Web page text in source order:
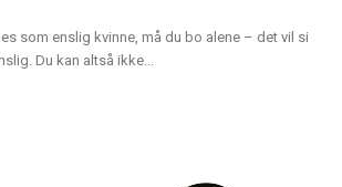
som enslig kvinne, må du bo alene – det vil si
Du kan altså ikke...